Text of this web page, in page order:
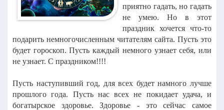
приятно гадать, но гадать
не умею. Но в этот
праздник хочется что-то
подарить немногочисленным читателям сайта. Пусть это
будет гороскоп. Пусть каждый немного узнает себя, или
не узнает. С праздником!!!!
Пусть наступивший год, для всех будет намного лучше
прошлого года. Пусть нас всех не покидает удача, и
богатырское здоровье. Здоровье - это сейчас самое